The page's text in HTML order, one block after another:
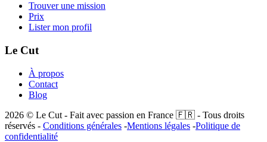
Trouver une mission
Prix
Lister mon profil
Le Cut
À propos
Contact
Blog
2026 © Le Cut - Fait avec passion en France 🇫🇷 - Tous droits
réservés - Conditions générales -Mentions légales -Politique de
confidentialité